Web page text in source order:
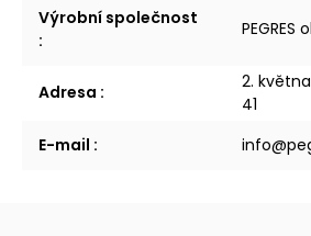
Výrobní společnost
:
PEGRES
Adresa :
2.
41
E-mail :